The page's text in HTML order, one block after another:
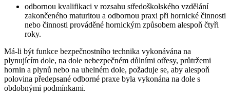
odbornou kvalifikaci v rozsahu středoškolského vzdělání
zakončeného maturitou a odbornou praxi při hornické činnosti
nebo činnosti prováděné hornickým způsobem alespoň čtyři
roky.
Má-li být funkce bezpečnostního technika vykonávána na
plynujícím dole, na dole nebezpečném důlními otřesy, průtržemi
hornin a plynů nebo na uhelném dole, požaduje se, aby alespoň
polovina předepsané odborné praxe byla vykonána na dole s
obdobnými podmínkami.